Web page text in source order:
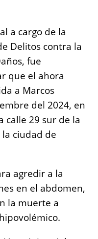
a cargo de la
Delitos contra la
fue
que el ahora
a Marcos
del 2024, en
calle 29 sur de la
la ciudad de
agredir a la
en el abdomen,
la muerte a